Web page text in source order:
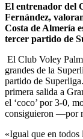
El entrenador del
Fernández,
Costa de Almería
tercer partido de
El Club Voley
grandes de la
partido de
primera salida a
el ‘coco’ por 3-0,
consiguieron —por
«Igual que en todos